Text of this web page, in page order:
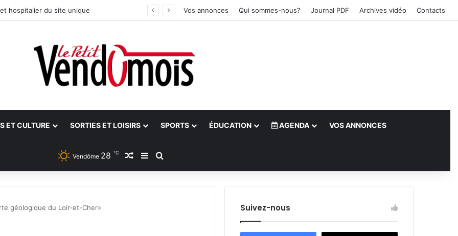
hospitalier du site unique Vos annonces Qui sommes-nous? Journal PDF Archives vidéo Contacts
ET CULTURE SORTIES ET LOISIRS SPORTS ÉDUCATION AGENDA VOS ANNONCES
Vendôme 28 ℃ Article Aléatoire
Sidebar (barre latérale)
géologique du Loir-et-Cher» Suivez-nous